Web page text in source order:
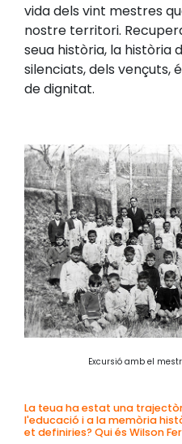
vida dels vint mestres
nostre territori.
seua història, la història
silenciats, dels vençuts,
de dignitat.
Excursió amb el
La teua ha estat una
l'educació i a la memòria
et definiries? Qui és Wilson